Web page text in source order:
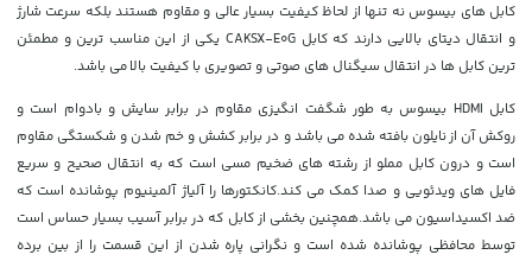
کابل های بیسوس نه تنها از لحاظ کیفیت بسیار عالی و مقاوم هستند بلکه سرعت شارژ
و انتقال دیتای بالایی دارند که کابل CAKSX-E0G یکی از این مناسب ترین و مطمئن
ترین کابل ها در انتقال سیگنال های صوتی و تصویری با کیفیت بالا می باشد.
کابل HDMI بیسوس به طور شگفت انگیزی مقاوم در برابر سایش و بادوام است و
روکش آن از نایلون بافته شده می باشد و در برابر کشش و خم شدن و شکستگی مقاوم
است و درون کابل مملو از رشته های ضخیم مسی است که به انتقال صحیح و سریع
فایل های ویدئویی و صدا کمک می کند.کانکتورها را آلیاژ آلمینیوم پوشانده است که
ضد اکسیداسیون می باشد.همچنین بخشی از کابل که در برابر آسیب بسیار حساس است
توسط محافظی پوشانده شده است و نگرانی پاره شدن از این قسمت را از بین برده